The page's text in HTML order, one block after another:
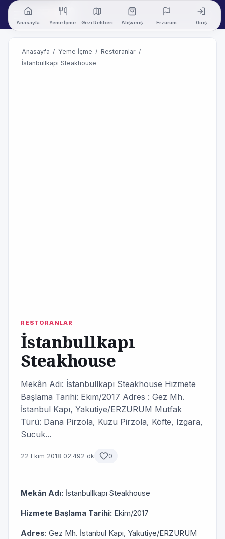
Anasayfa Yeme İçme Gezi Rehberi Alışveriş Erzurum Giriş
Anasayfa / Yeme İçme / Restoranlar /
İstanbullkapı Steakhouse
RESTORANLAR
İstanbullkapı
Steakhouse
Mekân Adı: İstanbullkapı Steakhouse Hizmete
Başlama Tarihi: Ekim/2017 Adres : Gez Mh.
İstanbul Kapı, Yakutiye/ERZURUM Mutfak
Türü: Dana Pirzola, Kuzu Pirzola, Köfte, Izgara,
Sucuk...
22 Ekim 2018 02:492 dk 0
Mekân Adı: İstanbullkapı Steakhouse
Hizmete Başlama Tarihi: Ekim/2017
Adres: Gez Mh. İstanbul Kapı, Yakutiye/ERZURUM